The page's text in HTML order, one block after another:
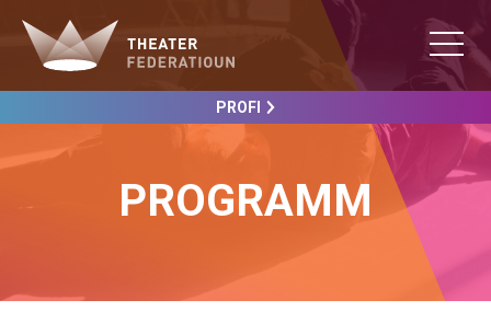
PROFI
PROGRAMM